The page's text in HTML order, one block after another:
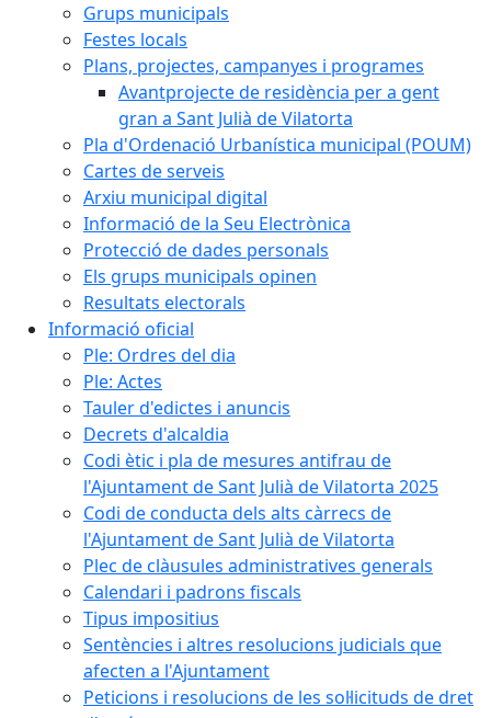
Grups municipals
Festes locals
Plans, projectes, campanyes i programes
Avantprojecte de residència per a gent
gran a Sant Julià de Vilatorta
Pla d'Ordenació Urbanística municipal (POUM)
Cartes de serveis
Arxiu municipal digital
Informació de la Seu Electrònica
Protecció de dades personals
Els grups municipals opinen
Resultats electorals
Informació oficial
Ple: Ordres del dia
Ple: Actes
Tauler d'edictes i anuncis
Decrets d'alcaldia
Codi ètic i pla de mesures antifrau de
l'Ajuntament de Sant Julià de Vilatorta 2025
Codi de conducta dels alts càrrecs de
l'Ajuntament de Sant Julià de Vilatorta
Plec de clàusules administratives generals
Calendari i padrons fiscals
Tipus impositius
Sentències i altres resolucions judicials que
afecten a l'Ajuntament
Peticions i resolucions de les sol·licituds de dret